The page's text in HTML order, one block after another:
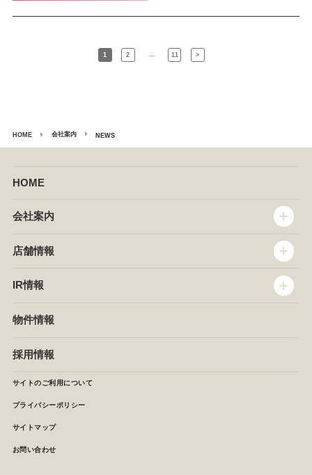
1 2 … 11 >
HOME 会社案内 NEWS
HOME
会社案内
企業情報
セントラルキッチン
NEWS
店舗情報
椿屋珈琲
イタリアンダイニングDONA
店舗検索
IR情報
IRニュース
月次報告
決算短信
株主の皆様へ
よくあるご質問 (株主優待制度)
物件情報
採用情報
サイトのご利用について
プライバシーポリシー
サイトマップ
お問い合わせ